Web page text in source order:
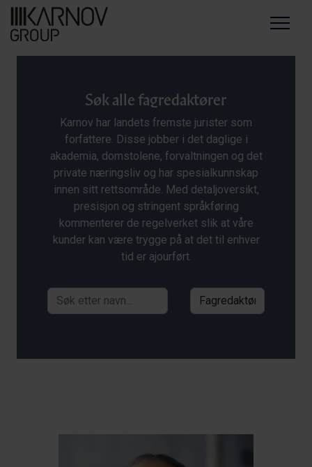
Menu
Søk alle fagredaktører
Karnov har landets fremste jurister som
forfattere. Disse jobber i det daglige i
akademia, domstolene, forvaltningen og det
private næringsliv og har spesialkunnskap
innen sitt rettsområde. Med detaljoversikt,
presisjon og stringent språkføring
kommenterer de regelverket slik at våre
kunder kan være trygge på at det til enhver
tid er ajourført.